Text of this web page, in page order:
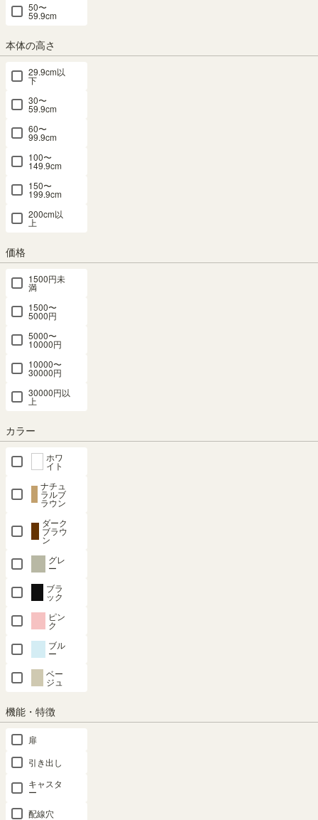
50〜
59.9cm
本体の高さ
29.9cm以
下
30〜
59.9cm
60〜
99.9cm
100〜
149.9cm
150〜
199.9cm
200cm以
上
価格
1500円未
満
1500〜
5000円
5000〜
10000円
10000〜
30000円
30000円以
上
カラー
ホワ
イト
ナチュ
ラルブ
ラウン
ダーク
ブラウ
ン
グレ
ー
ブラ
ック
ピン
ク
ブル
ー
ベー
ジュ
機能・特徴
扉
引き出し
キャスタ
ー
配線穴
カラー
サイズ
組立サービス
最短お届け予定日
〒
予定日:---
※在庫状況、実際の詳細な住所により変動する場合があります。
※正確なお届け予定日はご注文手続き画面にてご確認ください。
在庫あり
クーポンは注文手続き画面にてご利用いただけます